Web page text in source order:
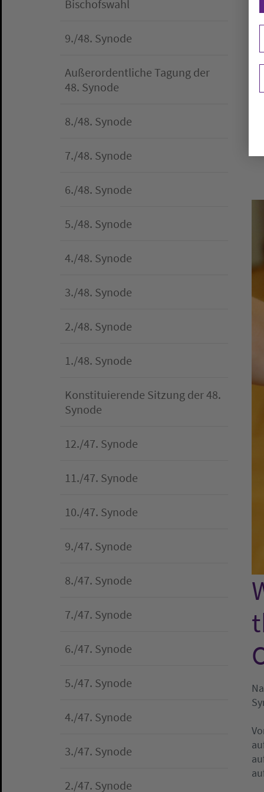
Bischofswahl
9./48. Synode
Außerordentliche Tagung der
48. Synode
8./48. Synode
7./48. Synode
6./48. Synode
5./48. Synode
4./48. Synode
3./48. Synode
2./48. Synode
1./48. Synode
Konstituierende Sitzung der 48.
Synode
12./47. Synode
11./47. Synode
10./47. Synode
9./47. Synode
8./47. Synode
7./47. Synode
6./47. Synode
5./47. Synode
4./47. Synode
3./47. Synode
2./47. Synode